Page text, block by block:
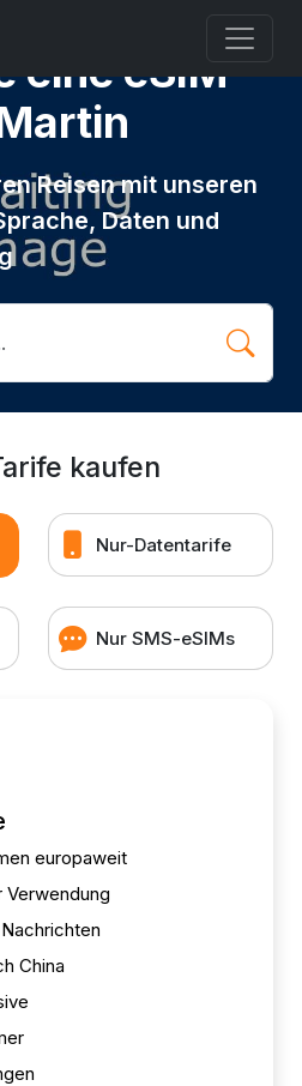
eine eSIM
Reisen mit unseren
Daten und
kaufen
Nur-Datentarife
Nur SMS-eSIMs
europaweit
Verwendung
China